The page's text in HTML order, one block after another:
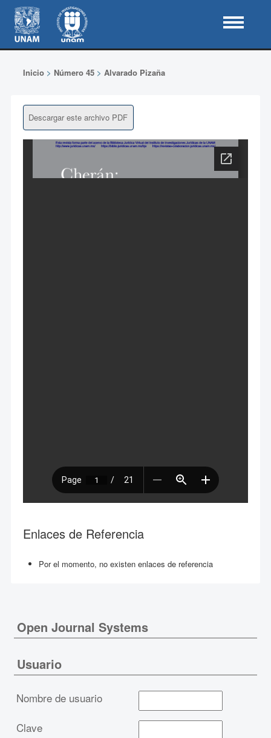
Inicio> Número 45> Alvarado Pizaña
Descargar este archivo PDF
Enlaces de Referencia
Por el momento, no existen enlaces de referencia
Open Journal Systems
Usuario
Nombre de usuario
Clave